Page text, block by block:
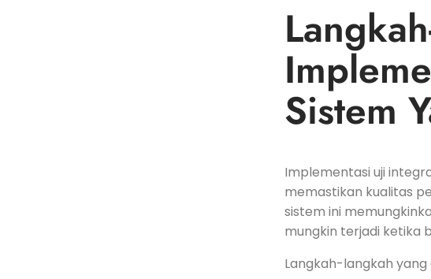
Sistem‍
Implementasi uji
memastikan⁣ kualitas
sistem ​ini
mungkin terjadi ketika
Langkah-langkah‍